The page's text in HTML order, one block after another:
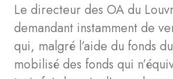
Le directeur des OA du
demandant instamment de
qui, malgré l’aide du fonds
mobilisé des fonds qui